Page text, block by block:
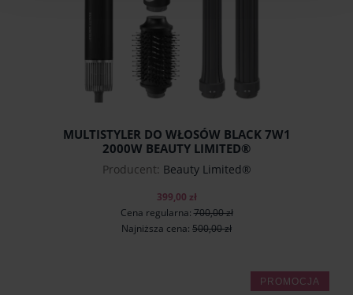
MULTISTYLER DO WŁOSÓW BLACK 7W1
2000W BEAUTY LIMITED®
Producent: Beauty Limited®
399,00 zł
Cena regularna:700,00 zł
Najniższa cena: 500,00 zł
PROMOCJA